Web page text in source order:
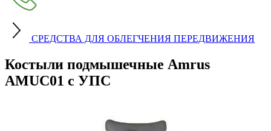
СРЕДСТВА ДЛЯ ОБЛЕГЧЕНИЯ ПЕРЕДВИЖЕНИЯ
Костыли подмышечные Amrus
AMUC01 с УПС